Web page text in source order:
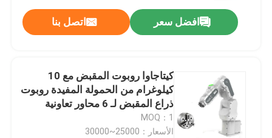
المنتجات
فيديوهات
افضل سعر اتصل بنا
كيتاجاوا روبوت المقبض مع 10
كيلوغرام من الحمولة المفيدة روبوت
ذراع المقبض لـ 6 محاور تعاونية
الاختيار ووضع روبوت
MOQ：1
الأسعار：25000~30000